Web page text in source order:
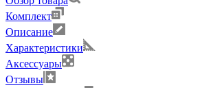
Комплект
Описание
Характеристики
Аксессуары
Отзывы